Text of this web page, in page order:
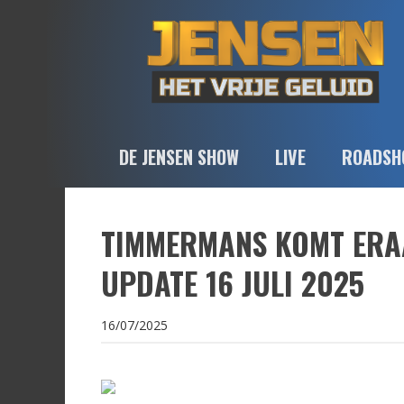
DE JENSEN SHOW LIVE
TIMMERMANS KOMT
UPDATE 16 JULI 2025
16/07/2025